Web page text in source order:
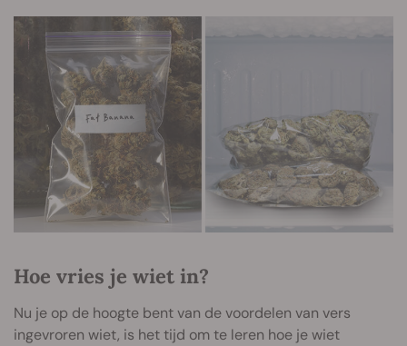
Hoe vries je wiet in?
Nu je op de hoogte bent van de voordelen van vers
ingevroren wiet, is het tijd om te leren hoe je wiet